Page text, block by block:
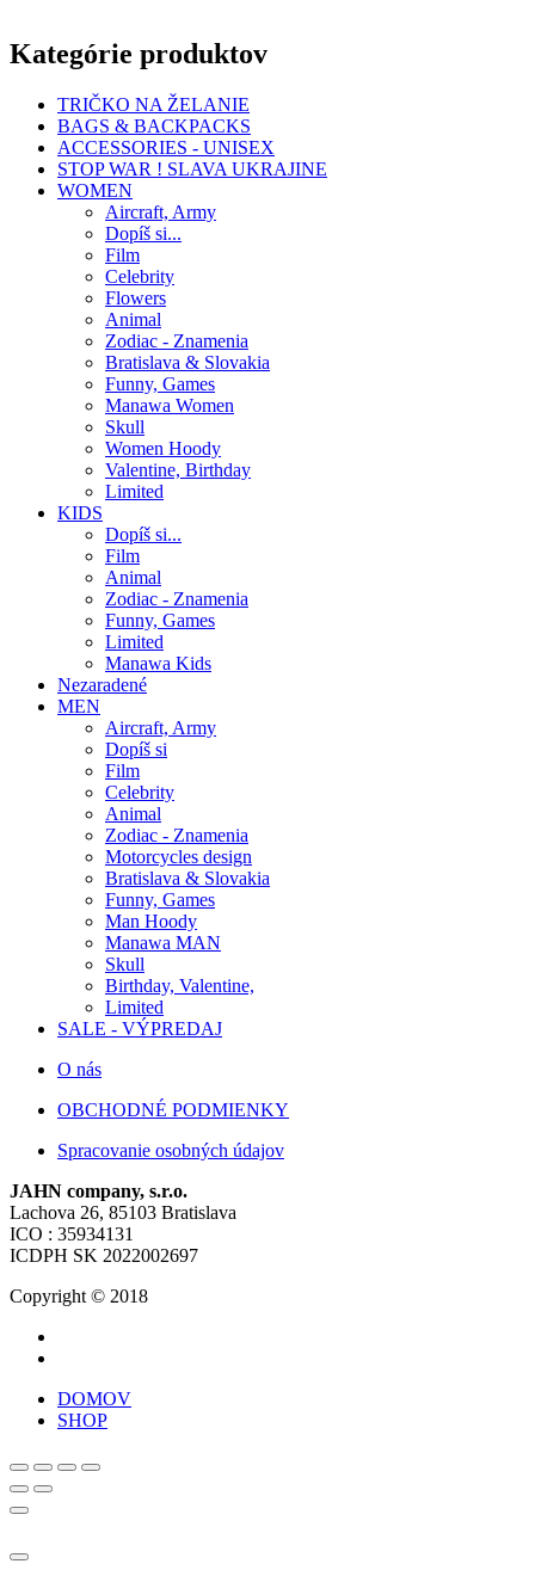
Kategórie produktov
TRIČKO NA ŽELANIE
BAGS & BACKPACKS
ACCESSORIES - UNISEX
STOP WAR ! SLAVA UKRAJINE
WOMEN
Aircraft, Army
Dopíš si...
Film
Celebrity
Flowers
Animal
Zodiac - Znamenia
Bratislava & Slovakia
Funny, Games
Manawa Women
Skull
Women Hoody
Valentine, Birthday
Limited
KIDS
Dopíš si...
Film
Animal
Zodiac - Znamenia
Funny, Games
Limited
Manawa Kids
Nezaradené
MEN
Aircraft, Army
Dopíš si
Film
Celebrity
Animal
Zodiac - Znamenia
Motorcycles design
Bratislava & Slovakia
Funny, Games
Man Hoody
Manawa MAN
Skull
Birthday, Valentine,
Limited
SALE - VÝPREDAJ
O nás
OBCHODNÉ PODMIENKY
Spracovanie osobných údajov
JAHN company, s.r.o.
Lachova 26, 85103 Bratislava
ICO : 35934131
ICDPH SK 2022002697
Copyright © 2018
DOMOV
SHOP